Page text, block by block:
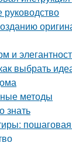
руководство
и
выбрать
методы
знать